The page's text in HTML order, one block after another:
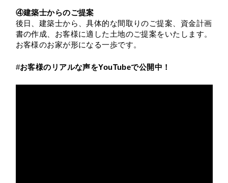
④建築士からのご提案
後日、建築士から、具体的な間取りのご提案、資金計画
書の作成、お客様に適した土地のご提案をいたします。
お客様のお家が形になる一歩です。
#お客様のリアルな声をYouTubeで公開中！